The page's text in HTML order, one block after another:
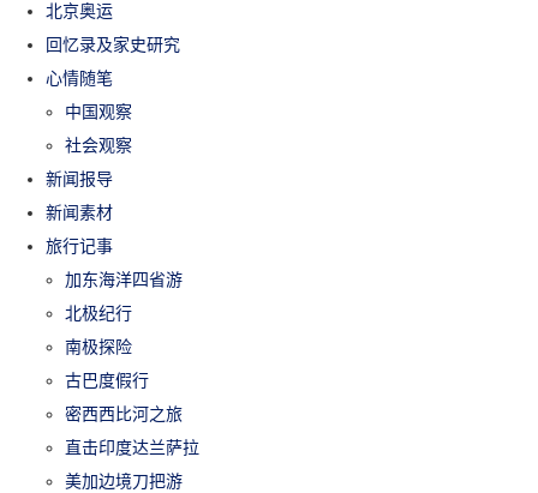
北京奥运
回忆录及家史研究
心情随笔
中国观察
社会观察
新闻报导
新闻素材
旅行记事
加东海洋四省游
北极纪行
南极探险
古巴度假行
密西西比河之旅
直击印度达兰萨拉
美加边境刀把游